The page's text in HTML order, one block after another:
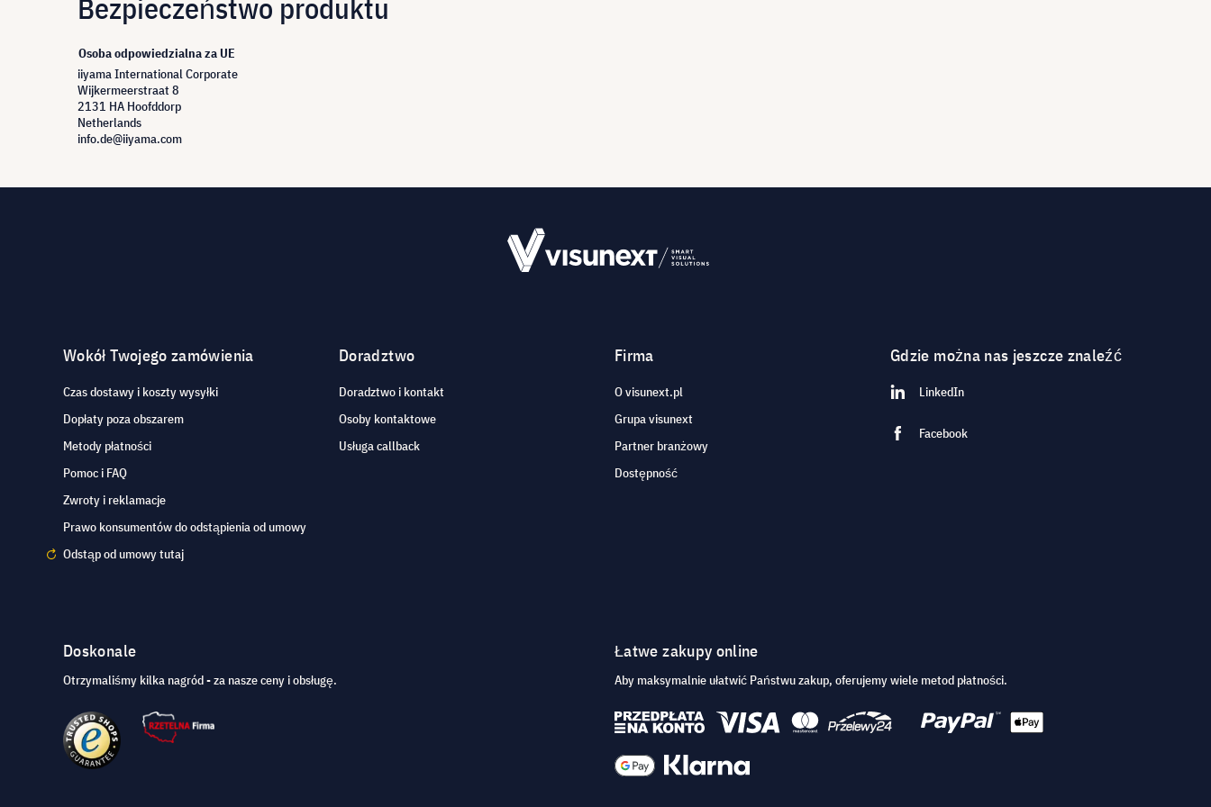
Bezpieczeństwo produktu
Osoba odpowiedzialna za UE
iiyama International Corporate
Wijkermeerstraat 8
2131 HA Hoofddorp
Netherlands
info.de@iiyama.com
Wokół Twojego zamówienia
Czas dostawy i koszty wysyłki
Dopłaty poza obszarem
Metody płatności
Pomoc i FAQ
Zwroty i reklamacje
Prawo konsumentów do odstąpienia od umowy
Odstąp od umowy tutaj
Doradztwo
Doradztwo i kontakt
Osoby kontaktowe
Usługa callback
Firma
O visunext.pl
Grupa visunext
Partner branżowy
Dostępność
Gdzie można nas jeszcze znaleźć
LinkedIn
Facebook
Doskonale
Otrzymaliśmy kilka nagród - za nasze ceny i obsługę.
Łatwe zakupy online
Aby maksymalnie ułatwić Państwu zakup, oferujemy wiele metod płatności.